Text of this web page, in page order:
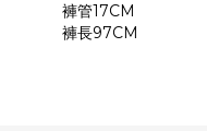
褲管17CM
褲長97CM